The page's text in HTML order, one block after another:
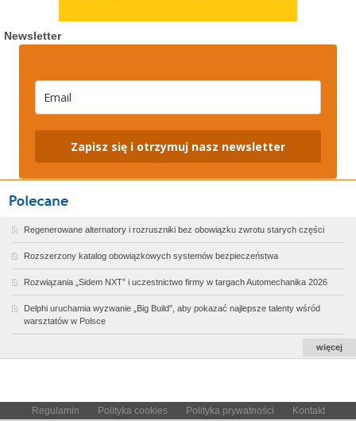
Newsletter
Zapisz się i otrzymuj nasz newsletter
Regenerowane alternatory i rozruszniki bez obowiązku zwrotu starych części
Rozszerzony katalog obowiązkowych systemów bezpieczeństwa
Rozwiązania „Sidem NXT” i uczestnictwo firmy w targach Automechanika 2026
Delphi uruchamia wyzwanie „Big Build”, aby pokazać najlepsze talenty wśród
warsztatów w Polsce
więcej
Regulamin Polityka cookies Polityka prywatności Kontakt